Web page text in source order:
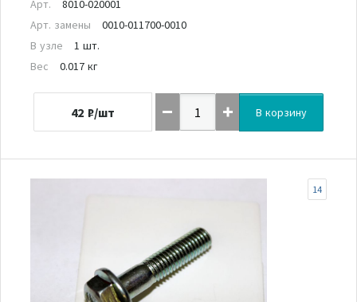
Арт.
8010-020001
Арт. замены
0010-011700-0010
В узле
1 шт.
Вес
0.017 кг
42 ₽/шт В корзину
14